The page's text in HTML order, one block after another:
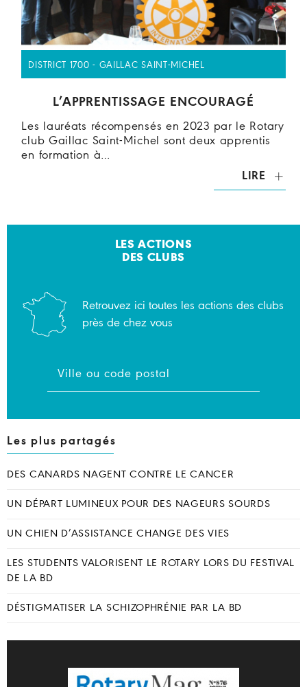
DISTRICT 1700 - GAILLAC SAINT-MICHEL
L’APPRENTISSAGE ENCOURAGÉ
Les lauréats récompensés en 2023 par le Rotary
club Gaillac Saint-Michel sont deux apprentis
en formation à…
LIRE
LES ACTIONS
DES CLUBS
Retrouvez ici toutes les actions des clubs
près de chez vous
Les plus partagés
DES CANARDS NAGENT CONTRE LE CANCER
UN DÉPART LUMINEUX POUR DES NAGEURS SOURDS
UN CHIEN D’ASSISTANCE CHANGE DES VIES
LES STUDENTS VALORISENT LE ROTARY LORS DU FESTIVAL
DE LA BD
DÉSTIGMATISER LA SCHIZOPHRÉNIE PAR LA BD